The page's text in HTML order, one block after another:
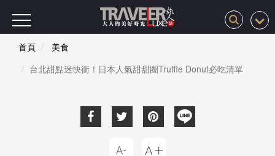
首頁
美食
台北甜點迷快衝！日本人氣甜甜圈Truffle Donut必吃清單